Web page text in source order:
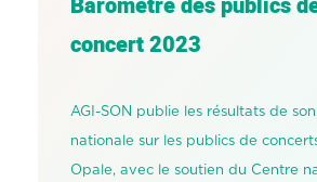
concert 2023
AGI-SON publie les résultats de
nationale sur les publics de
Opale, avec le soutien du Centre